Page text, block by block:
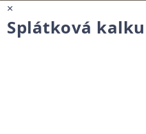
×
Splátková